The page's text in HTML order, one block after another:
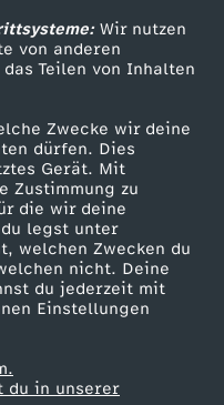
Wir nutzen
von anderen
Teilen von Inhalten
Zwecke wir deine
dürfen. Dies
Gerät. Mit
Zustimmung zu
die wir deine
legst unter
welchen Zwecken du
nicht. Deine
du jederzeit mit
Einstellungen
du in unserer